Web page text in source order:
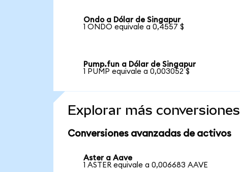
Ondo a Dólar de Singapur
1 ONDO equivale a 0,4557 $
Pump.fun a Dólar de Singapur
1 PUMP equivale a 0,003052 $
Explorar más conversiones
Conversiones avanzadas de activos
Aster a Aave
1 ASTER equivale a 0,006683 AAVE